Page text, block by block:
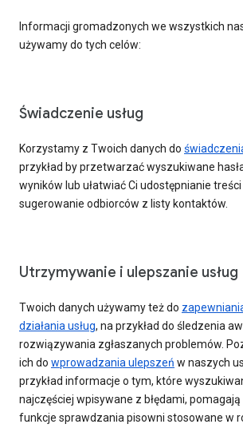
Informacji gromadzonych we wszystkich
używamy do tych celów:
Świadczenie usług
Korzystamy z Twoich danych do
przykład by przetwarzać wyszukiwane
wyników lub ułatwiać Ci udostępnianie
sugerowanie odbiorców z listy kontaktów.
Utrzymywanie i ulepszanie usług
Twoich danych używamy też do
działania usług, na przykład do śledzenia
rozwiązywania zgłaszanych problemów.
ich do wprowadzania ulepszeń w naszych
przykład informacje o tym, które
najczęściej wpisywane z błędami,
funkcje sprawdzania pisowni stosowane w